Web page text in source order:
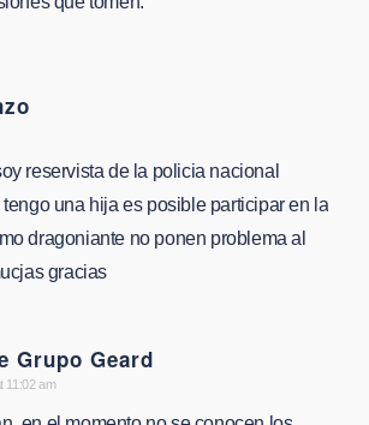
reservista de la policia nacional
una hija es posible participar en la
dragoniante no ponen problema al
gracias
Grupo Geard
11:02 am